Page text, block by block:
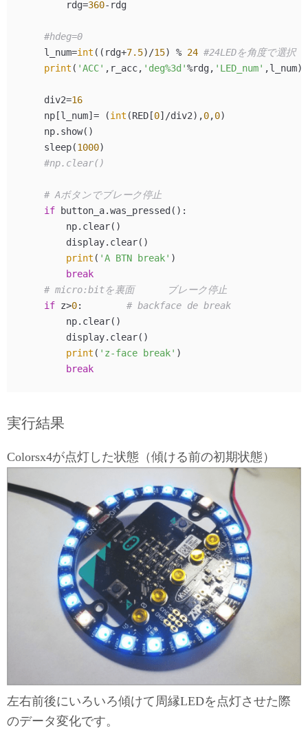
        rdg=
360-rdg
#hdeg=0
    l_num=
int ((rdg+7.5)/15) % 24 #24LEDを角度で選択
print ( 'ACC' ,r_acc, 'deg%3d'%rdg, 'LED_num' ,l_num)
    div2=
16
    np[l_num]= (
int (RED[0]/div2),0,0)
    np.show()
    sleep(
1000)
#np.clear()
# Aボタンでブレーク停止
if button_a.was_pressed():
        np.clear()
        display.clear()
print ( 'A BTN break' )
break
# micro:bitを裏面      ブレーク停止
if z>0: # backface de break
        np.clear()
        display.clear()
print ( 'z-face break' )
break
実行結果
Colorsx4が点灯した状態（傾ける前の初期状態）
左右前後にいろいろ傾けて周縁LEDを点灯させた際
のデータ変化です。